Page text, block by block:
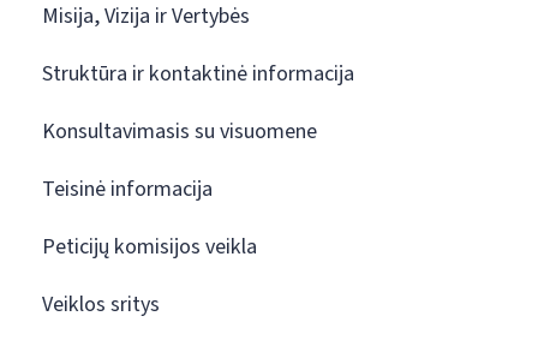
Misija, Vizija ir Vertybės
Struktūra ir kontaktinė informacija
Konsultavimasis su visuomene
Teisinė informacija
Peticijų komisijos veikla
Veiklos sritys